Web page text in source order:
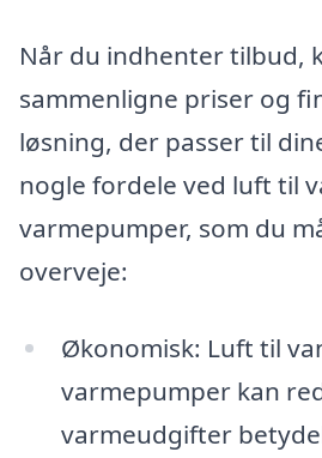
Når du indhenter tilbud,
sammenligne priser og
løsning, der passer til
nogle fordele ved luft til
varmepumper, som du
overveje:
Økonomisk: Luft til
varmepumper kan
varmeudgifter